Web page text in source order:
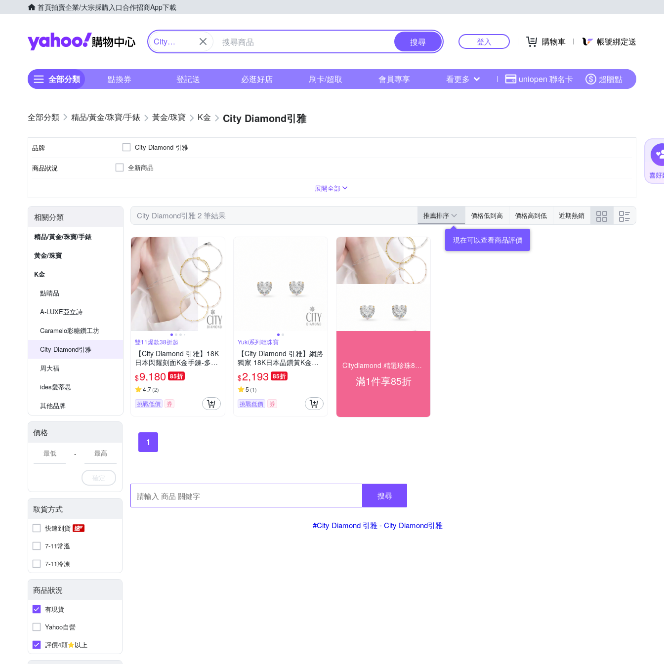
首頁拍賣企業/大宗採購入口合作招商App下載
Yahoo購物中心
City
搜尋 登入 購物車 帳號綁定送
全部分類 點換券 登記送 必逛好店 刷卡/超取 會員專享 看更多 uniopen 聯名卡 超贈點
精品/黃金/珠寶/手錶 黃金/珠寶 K金 City Diamond引雅
品牌 City Diamond 引雅
商品狀況 全新商品
展開全部
相關分類
精品/黃金/珠寶/手錶
黃金/珠寶
K金
點睛品
A-LUXE亞立詩
Caramelo彩糖鑽工坊
City Diamond引雅
周大福
ides愛蒂思
其他品牌
價格
-
確定
取貨方式
快速到貨
7-11常溫
7-11冷凍
商品狀況
有現貨
Yahoo自營
評價4顆
以上
City Diamond引雅 2 筆結果 推薦排序 價格低到高 價格高到低 近期熱銷
現在可以查看商品評價
雙11爆款38折起
【City Diamond 引雅】18K
日本閃耀刻面K金手鍊-多款
多色任選(東京Yuki表參道系
列)
$9,180 85折
4.7(2)
挑戰低價 券
Yuki系列輕珠寶
【City Diamond 引雅】網路
獨家 18K日本晶鑽黃K金愛
心造型耳環(東京Yuki系列)
$2,193 85折
5 (1)
挑戰低價 券
Citydiamond 精選珍珠85折
滿1件享85折
1
搜尋
#City Diamond 引雅 - City Diamond引雅